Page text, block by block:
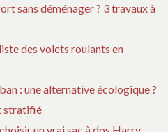
sans déménager ? 3 travaux à
des volets roulants en
: une alternative écologique ?
stratifié